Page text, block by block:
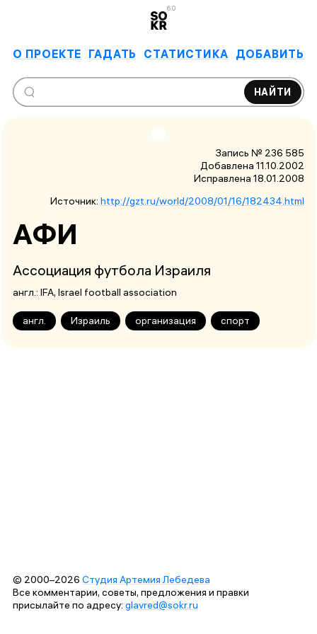
6.0
О ПРОЕКТЕ ГАДАТЬ СТАТИСТИКА ДОБАВИТЬ
НАЙТИ
Запись № 236 585
Добавлена 11.10.2002
Исправлена 18.01.2008
Источник: http://gzt.ru/world/2008/01/16/182434.html
АФИ
Ассоциация футбола Израиля
англ.: IFA, Israel football association
англ. Израиль организация спорт
© 2000–2026 Студия Артемия Лебедева
Все комментарии, советы, предложения и правки
присылайте по адресу: glavred@sokr.ru